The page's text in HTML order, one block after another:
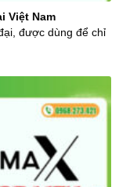
Việt Nam
được dùng để chỉ